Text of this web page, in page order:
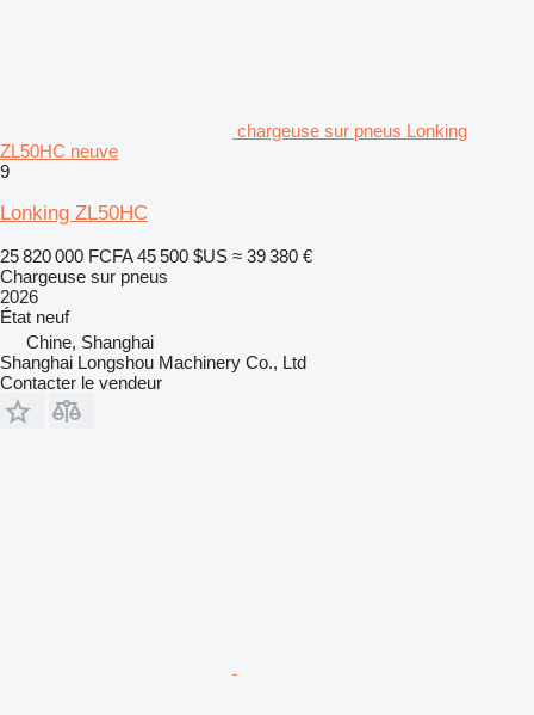
chargeuse sur pneus Lonking
ZL50HC neuve
9
Lonking ZL50HC
25 820 000 FCFA 45 500 $US ≈ 39 380 €
Chargeuse sur pneus
2026
État neuf
Chine, Shanghai
Shanghai Longshou Machinery Co., Ltd
Contacter le vendeur